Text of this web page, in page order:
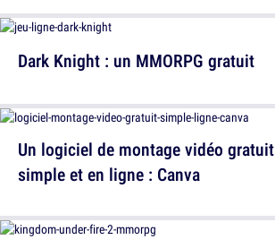
Dark Knight : un MMORPG gratuit
Un logiciel de montage vidéo gratuit
simple et en ligne : Canva